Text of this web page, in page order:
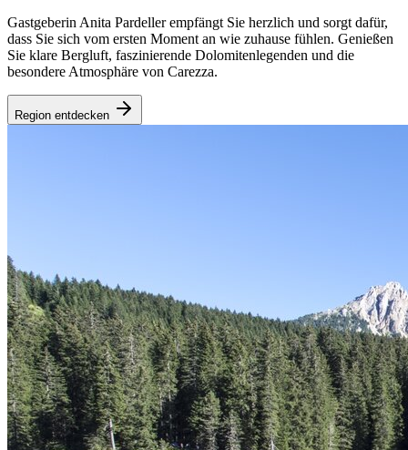
Gastgeberin Anita Pardeller empfängt Sie herzlich und sorgt dafür,
dass Sie sich vom ersten Moment an wie zuhause fühlen. Genießen
Sie klare Bergluft, faszinierende Dolomitenlegenden und die
besondere Atmosphäre von Carezza.
Region entdecken